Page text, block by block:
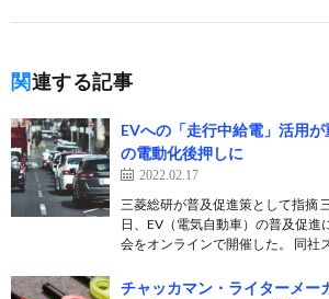
関連する記事
EVへの「走行中給電」活用
の電動化後押しに
2022.02.17
三菱総研が普及促進策として指摘
日、EV（電気自動車）の普及促進
会をオンラインで開催した。 同社
チャッカマン・ライターメー